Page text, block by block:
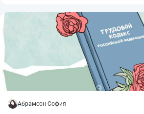
Абрамсон София